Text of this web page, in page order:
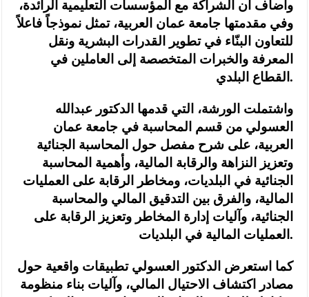
وأضاف أن الشراكة مع المؤسسات التعليمية الرائدة،
وفي مقدمتها جامعة عمان العربية، تمثل نموذجاً فاعلاً
للتعاون البنّاء في تطوير القدرات البشرية ونقل
المعرفة والخبرات المتخصصة إلى العاملين في
القطاع البلدي.
واشتملت الورشة، التي قدمها الدكتور عبدالله
العسولي من قسم المحاسبة في جامعة عمان
العربية، على شرح مفصل حول المحاسبة الجنائية
وتعزيز النزاهة والرقابة المالية، وأهمية المحاسبة
الجنائية في البلديات، ومخاطر الرقابة على العمليات
المالية، والفرق بين التدقيق المالي والمحاسبة
الجنائية، وآليات إدارة المخاطر وتعزيز الرقابة على
العمليات المالية في البلديات.
كما استعرض الدكتور العسولي تطبيقات واقعية حول
مصادر اكتشاف الاحتيال المالي، وآليات بناء منظومة